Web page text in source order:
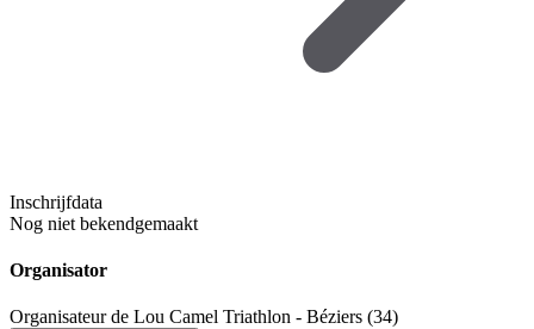
Inschrijfdata
Nog niet bekendgemaakt
Organisator
Organisateur de Lou Camel Triathlon - Béziers (34)